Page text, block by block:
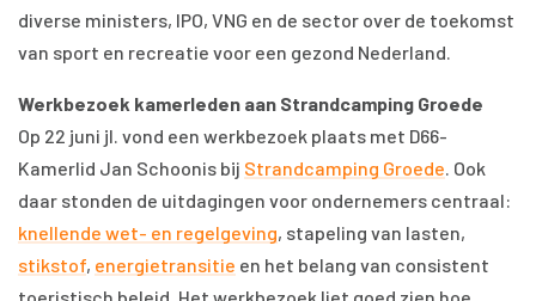
diverse ministers, IPO, VNG en de sector over de toekomst
van sport en recreatie voor een gezond Nederland.
Werkbezoek kamerleden aan Strandcamping Groede
Op 22 juni jl. vond een werkbezoek plaats met D66-
Kamerlid Jan Schoonis bij Strandcamping Groede. Ook
daar stonden de uitdagingen voor ondernemers centraal:
knellende wet- en regelgeving, stapeling van lasten,
stikstof, energietransitie en het belang van consistent